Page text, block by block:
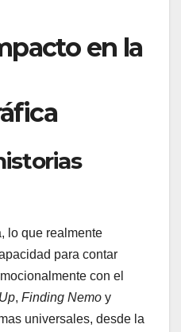
en la
lo que realmente
para contar
con el
Up, Finding Nemo y
universales, desde la